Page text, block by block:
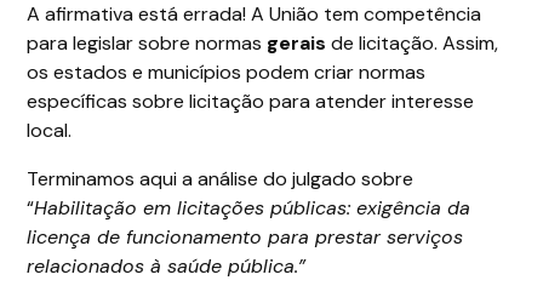
A afirmativa está errada! A União tem competência
para legislar sobre normas gerais de licitação. Assim,
os estados e municípios podem criar normas
específicas sobre licitação para atender interesse
local.
Terminamos aqui a análise do julgado sobre
“Habilitação em licitações públicas: exigência da
licença de funcionamento para prestar serviços
relacionados à saúde pública.”